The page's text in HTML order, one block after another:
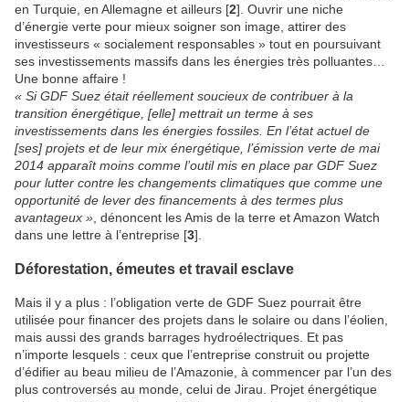
en Turquie, en Allemagne et ailleurs [2]. Ouvrir une niche
d’énergie verte pour mieux soigner son image, attirer des
investisseurs « socialement responsables » tout en poursuivant
ses investissements massifs dans les énergies très polluantes…
Une bonne affaire !
« Si GDF Suez était réellement soucieux de contribuer à la
transition énergétique, [elle] mettrait un terme à ses
investissements dans les énergies fossiles. En l’état actuel de
[ses] projets et de leur mix énergétique, l’émission verte de mai
2014 apparaît moins comme l’outil mis en place par GDF Suez
pour lutter contre les changements climatiques que comme une
opportunité de lever des financements à des termes plus
avantageux » , dénoncent les Amis de la terre et Amazon Watch
dans une lettre à l’entreprise [3].
Déforestation, émeutes et travail esclave
Mais il y a plus : l’obligation verte de GDF Suez pourrait être
utilisée pour financer des projets dans le solaire ou dans l’éolien,
mais aussi des grands barrages hydroélectriques. Et pas
n’importe lesquels : ceux que l’entreprise construit ou projette
d’édifier au beau milieu de l’Amazonie, à commencer par l’un des
plus controversés au monde, celui de Jirau. Projet énergétique